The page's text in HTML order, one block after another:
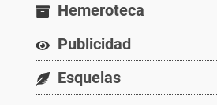
Hemeroteca
Publicidad
Esquelas